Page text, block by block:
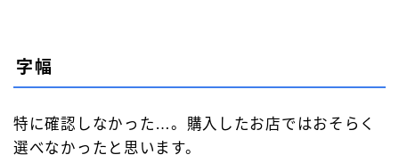
字幅
特に確認しなかった…。購入したお店ではおそらく
選べなかったと思います。